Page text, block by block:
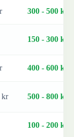
300 - 500 kr
150 - 300 kr
400 - 600 kr
kr 500 - 800 kr
100 - 200 kr